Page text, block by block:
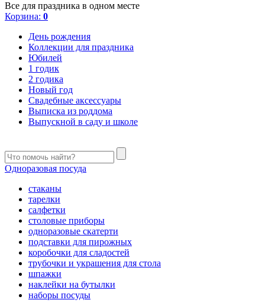
Все для праздника в одном месте
Корзина: 0
День рождения
Коллекции для праздника
Юбилей
1 годик
2 годика
Новый год
Свадебные аксессуары
Выписка из роддома
Выпускной в саду и школе
Одноразовая посуда
стаканы
тарелки
салфетки
столовые приборы
одноразовые скатерти
подставки для пирожных
коробочки для сладостей
трубочки и украшения для стола
шпажки
наклейки на бутылки
наборы посуды